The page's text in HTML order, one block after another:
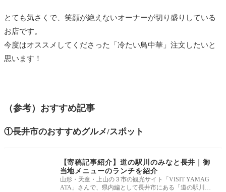
とても気さくで、笑顔が絶えないオーナーが切り盛りしている
お店です。
今度はオススメしてくださった「冷たい鳥中華」注文したいと
思います！
（参考）おすすめ記事
①長井市のおすすめグルメ/スポット
【寄稿記事紹介】道の駅川のみなと長井｜御
当地メニューのランチを紹介
山形・天童・上山の３市の観光サイト「VISIT YAMAG
ATA」さんで、県内編として長井市にある「道の駅川の